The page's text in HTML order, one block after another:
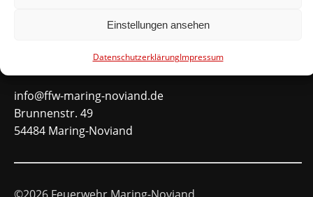
Einstellungen ansehen
DatenschutzerklärungImpressum
info@ffw-maring-noviand.de
Brunnenstr. 49
54484 Maring-Noviand
©2026 Feuerwehr Maring-Noviand